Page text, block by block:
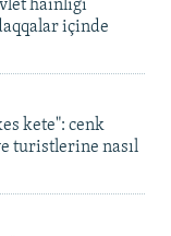
hainligi
içinde
kete": cenk
turistlerine nasıl